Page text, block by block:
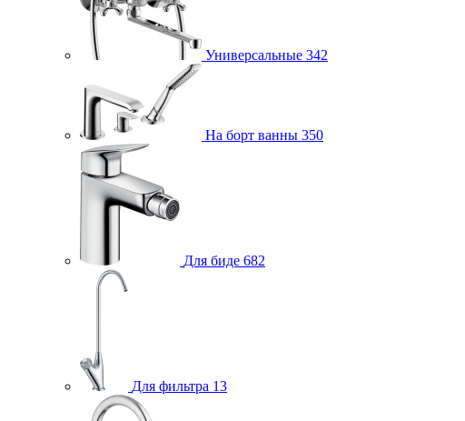
Универсальные 342
На борт ванны 350
Для биде 682
Для фильтра 13